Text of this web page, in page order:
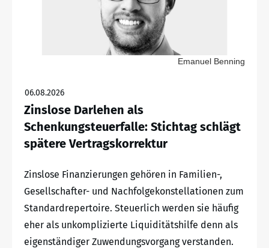
Emanuel Benning
06.08.2026
Zinslose Darlehen als
Schenkungsteuerfalle: Stichtag schlägt
spätere Vertragskorrektur
Zinslose Finanzierungen gehören in Familien-,
Gesellschafter- und Nachfolgekonstellationen zum
Standardrepertoire. Steuerlich werden sie häufig
eher als unkomplizierte Liquiditätshilfe denn als
eigenständiger Zuwendungsvorgang verstanden.